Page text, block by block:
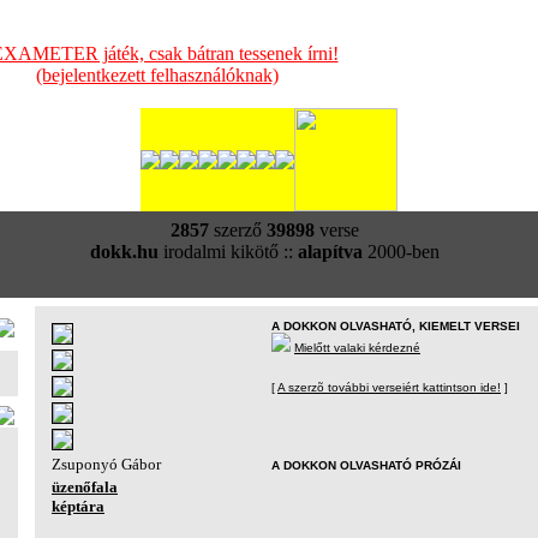
játék, csak bátran tessenek írni!
(bejelentkezett felhasználóknak)
2857szerző 39898verse
dokk.hu irodalmi kikötő :: alapítva 2000-ben
Zsuponyó Gábor
üzenőfala
képtára
A DOKKON OLVASHATÓ, KIEMELT VERSEI
Mielőtt valaki kérdezné
[A szerzõ további verseiért kattintson ide! ]
A DOKKON OLVASHATÓ PRÓZÁI